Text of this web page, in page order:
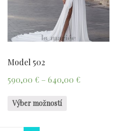
Model 502
590,00 € – 640,00 €
Výber možností